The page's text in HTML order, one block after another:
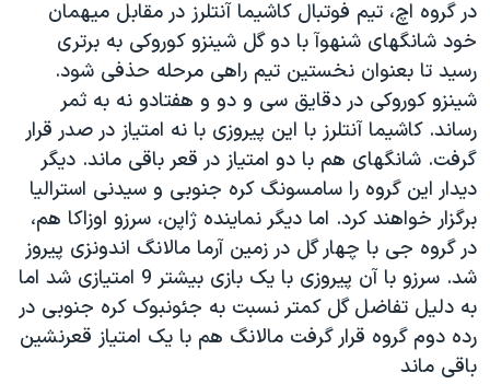
در گروه اچ، تیم فوتبال کاشیما آنتلرز در مقابل میهمان
خود شانگهای شنهوآ با دو گل شینزو کوروکی به برتری
رسید تا بعنوان نخستین تیم راهی مرحله حذفی شود.
شینزو کوروکی در دقایق سی و دو و هفتادو نه به ثمر
رساند. کاشیما آنتلرز با این پیروزی با نه امتیاز در صدر قرار
گرفت. شانگهای هم با دو امتیاز در قعر باقی ماند. دیگر
دیدار این گروه را سامسونگ کره جنوبی و سیدنی استرالیا
برگزار خواهند کرد. اما دیگر نماینده ژاپن، سرزو اوزاکا هم،
در گروه جی با چهار گل در زمین آرما مالانگ اندونزی پیروز
شد. سرزو با آن پیروزی با یک بازی بیشتر 9 امتیازی شد اما
به دلیل تفاضل گل کمتر نسبت به جئونبوک کره جنوبی در
رده دوم گروه قرار گرفت مالانگ هم با یک امتیاز قعرنشین
باقی ماند